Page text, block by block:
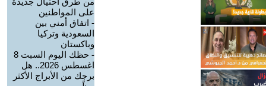
على المواطنين
- اتفاق أمني بين
السعودية وتركيا
وباكستان
-
حظك اليوم السبت 8
اغسطس 2026.. هل
برجك من الأبراج الأكثر